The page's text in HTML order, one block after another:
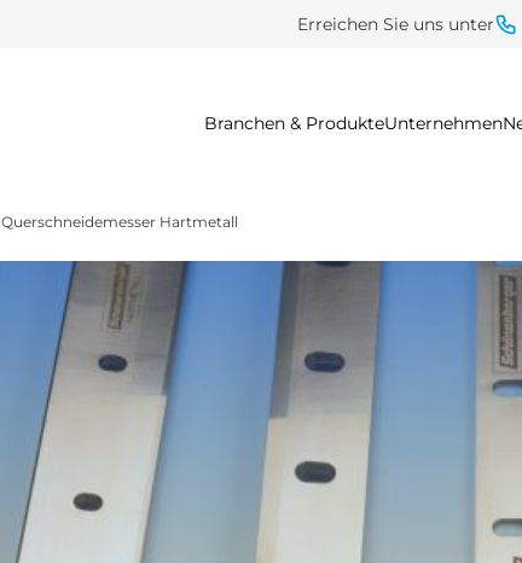
Erreichen Sie uns unter
Branchen & ProdukteUnternehmen
Querschneidemesser Hartmetall